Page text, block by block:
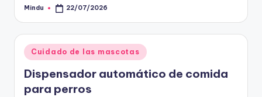
Publicado
Mindu 22/07/2026
Publicado
en
Cuidado de las mascotas
Dispensador automático de comida
para perros